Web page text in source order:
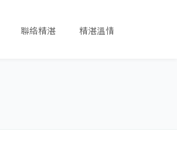
聯絡精湛 精湛溫情